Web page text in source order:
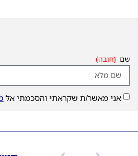
שם
אני מאשר/ת שקראתי והסכמתי אל